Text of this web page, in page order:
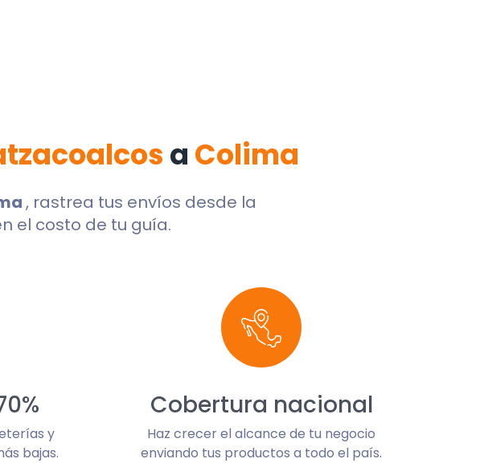
a Colima
, rastrea tus envíos desde la
el costo de tu guía.
y
bajas.
Cobertura nacional
Haz crecer el alcance de tu negocio
enviando tus productos a todo el país.